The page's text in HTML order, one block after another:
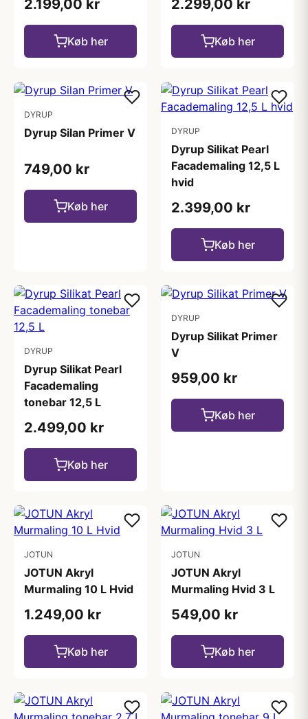
2.199,00 kr
Køb her
2.299,00 kr
Køb her
DYRUP
Dyrup Silan Primer V
749,00 kr
Køb her
DYRUP
Dyrup Silikat Pearl
Facademaling 12,5 L
hvid
2.399,00 kr
Køb her
DYRUP
Dyrup Silikat Pearl
Facademaling
tonebar 12,5 L
2.499,00 kr
Køb her
DYRUP
Dyrup Silikat Primer
V
959,00 kr
Køb her
JOTUN
JOTUN Akryl
Murmaling 10 L Hvid
1.249,00 kr
Køb her
JOTUN
JOTUN Akryl
Murmaling Hvid 3 L
549,00 kr
Køb her